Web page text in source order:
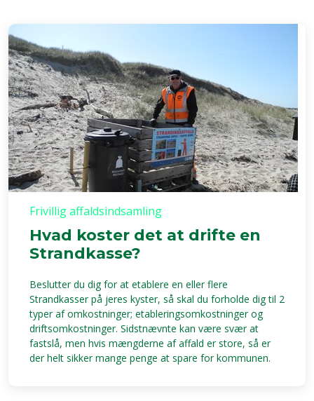
Frivillig affaldsindsamling
Hvad koster det at drifte en
Strandkasse?
Beslutter du dig for at etablere en eller flere
Strandkasser på jeres kyster, så skal du forholde dig til 2
typer af omkostninger; etableringsomkostninger og
driftsomkostninger. Sidstnævnte kan være svær at
fastslå, men hvis mængderne af affald er store, så er
der helt sikker mange penge at spare for kommunen.